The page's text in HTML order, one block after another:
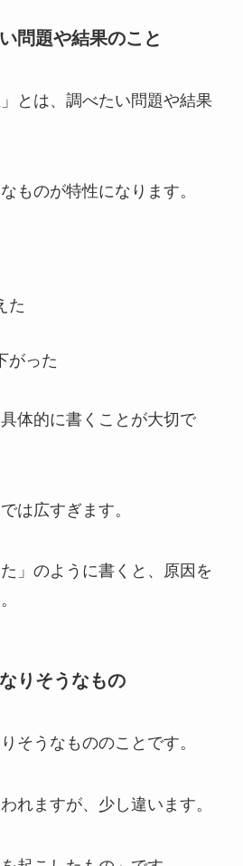
問題や結果のこと
とは、調べたい問題や結果
ものが特性になります。
た
がった
体的に書くことが大切で
は広すぎます。
」のように書くと、原因を
りそうなもの
そうなもののことです。
れますが、少し違います。